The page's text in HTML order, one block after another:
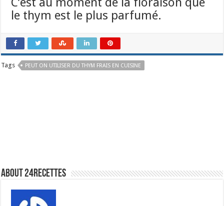
le thym est le plus parfumé.
Tags PEUT ON UTILISER DU THYM FRAIS EN CUISINE
About 24recettes